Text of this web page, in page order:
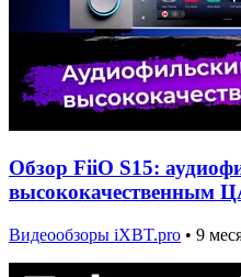
Обзор FiiO S15:
высококачественным
Видеообзоры iXBT.pro • 9